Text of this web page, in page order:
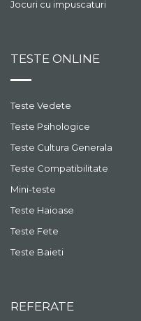
Jocuri cu impuscaturi
TESTE ONLINE
Teste Vedete
Teste Psihologice
Teste Cultura Generala
Teste Compatibilitate
Mini-teste
Teste Haioase
Teste Fete
Teste Baieti
REFERATE